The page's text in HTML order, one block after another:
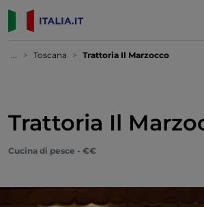
... Toscana Trattoria Il Marzocco
Trattoria Il
Cucina di pesce - €€